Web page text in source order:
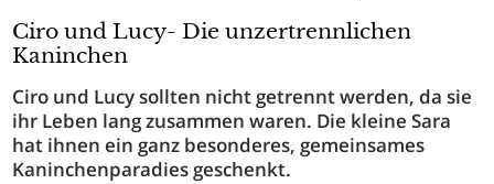
Ciro und Lucy- Die unzertrennlichen
Kaninchen
Ciro und Lucy sollten nicht getrennt werden, da sie
ihr Leben lang zusammen waren. Die kleine Sara
hat ihnen ein ganz besonderes, gemeinsames
Kaninchenparadies geschenkt.